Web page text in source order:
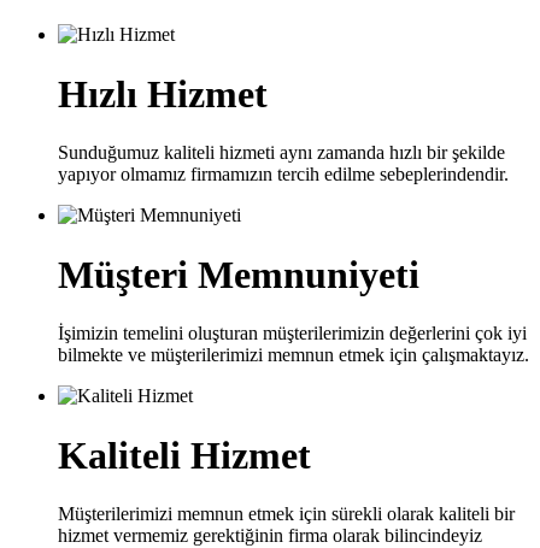
Hızlı Hizmet
Sunduğumuz kaliteli hizmeti aynı zamanda hızlı bir şekilde
yapıyor olmamız firmamızın tercih edilme sebeplerindendir.
Müşteri Memnuniyeti
İşimizin temelini oluşturan müşterilerimizin değerlerini çok iyi
bilmekte ve müşterilerimizi memnun etmek için çalışmaktayız.
Kaliteli Hizmet
Müşterilerimizi memnun etmek için sürekli olarak kaliteli bir
hizmet vermemiz gerektiğinin firma olarak bilincindeyiz